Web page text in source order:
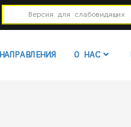
Версия для слабовидящих
НАПРАВЛЕНИЯ О НАС